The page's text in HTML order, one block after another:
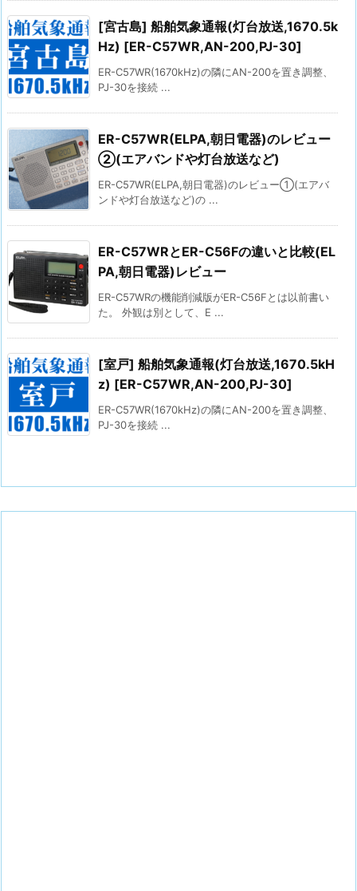
[宮古島] 船舶気象通報(灯台放送,1670.5k
Hz) [ER-C57WR,AN-200,PJ-30]
ER-C57WR(1670kHz)の隣にAN-200を置き調整、
PJ-30を接続 ...
ER-C57WR(ELPA,朝日電器)のレビュー
②(エアバンドや灯台放送など)
ER-C57WR(ELPA,朝日電器)のレビュー①(エアバ
ンドや灯台放送など)の ...
ER-C57WRとER-C56Fの違いと比較(EL
PA,朝日電器)レビュー
ER-C57WRの機能削減版がER-C56Fとは以前書い
た。 外観は別として、E ...
[室戸] 船舶気象通報(灯台放送,1670.5kH
z) [ER-C57WR,AN-200,PJ-30]
ER-C57WR(1670kHz)の隣にAN-200を置き調整、
PJ-30を接続 ...